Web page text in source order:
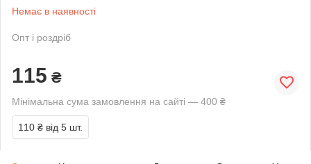
Немає в наявності
Опт і роздріб
115 ₴
Мінімальна сума замовлення на сайті — 400 ₴
110 ₴ від 5 шт.